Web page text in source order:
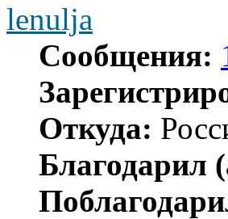
lenulja
Сообщения:
Откуда:
Благодарил